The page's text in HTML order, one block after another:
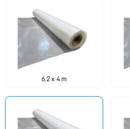
6.2 x 4 m